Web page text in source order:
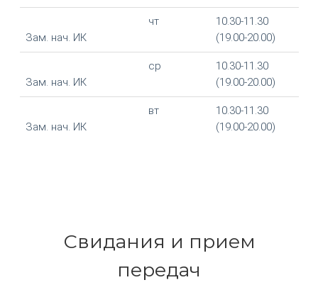
Зам. нач. ИК
чт
10.30-11.30
(19.00-20.00)
Зам. нач. ИК
ср
10.30-11.30
(19.00-20.00)
Зам. нач. ИК
вт
10.30-11.30
(19.00-20.00)
Свидания и прием
передач